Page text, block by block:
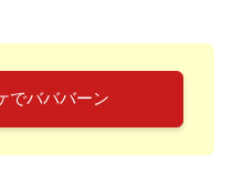
でバババーン